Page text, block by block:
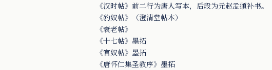
《汉时帖》前二行为唐人写本，后段为元赵孟頫补书。
《豹奴帖》（澄清堂帖本）
《衰老帖》
《十七帖》墨拓
《官奴帖》墨拓
《唐怀仁集圣教序》墨拓